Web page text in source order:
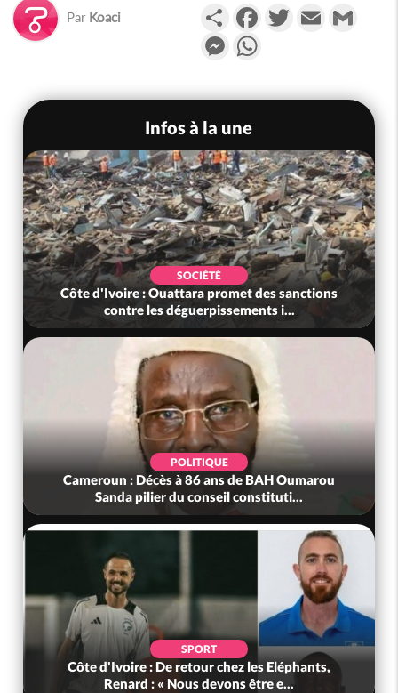
Par Koaci PartagerFacebookTwitterEmail
Messenger
Infos à la une
SOCIÉTÉ
Côte d'Ivoire : Rentrée Scolaire 2026-2027,
l'inscription sans frais au Pré...
SOCIÉTÉ
Côte d'Ivoire : Indépendance à Grand-Béréby,
le Sous-Préfet exhorte les pop...
POLITIQUE
Bénin : L'ancien président Patrice Talon élu à la
tête du Sénat